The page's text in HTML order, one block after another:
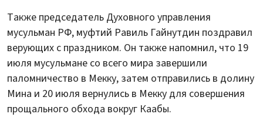
Также председатель Духовного управления
мусульман РФ, муфтий Равиль Гайнутдин поздравил
верующих с праздником. Он также напомнил, что 19
июля мусульмане со всего мира завершили
паломничество в Мекку, затем отправились в долину
Мина и 20 июля вернулись в Мекку для совершения
прощального обхода вокруг Каабы.